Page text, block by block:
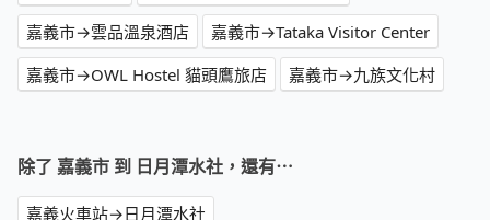
嘉義市→雲品溫泉酒店
嘉義市→Tataka Visitor Center
嘉義市→OWL Hostel 貓頭鷹旅店
嘉義市→九族文化村
除了 嘉義市 到 日月潭水社，還有⋯
嘉義火車站→日月潭水社